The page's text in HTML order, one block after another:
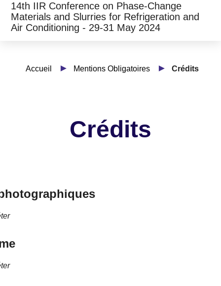
14th IIR Conference on Phase-Change
Materials and Slurries for Refrigeration and
Air Conditioning - 29-31 May 2024
Accueil Mentions Obligatoires Crédits
Crédits